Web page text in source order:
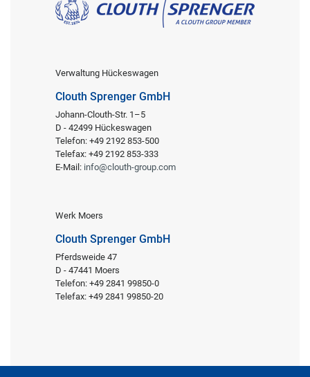
Verwaltung Hückeswagen
Clouth Sprenger GmbH
Johann-Clouth-Str. 1–5
D - 42499 Hückeswagen
Telefon: +49 2192 853-500
Telefax: +49 2192 853-333
E-Mail: info@clouth-group.com
Werk Moers
Clouth Sprenger GmbH
Pferdsweide 47
D - 47441 Moers
Telefon: +49 2841 99850-0
Telefax: +49 2841 99850-20